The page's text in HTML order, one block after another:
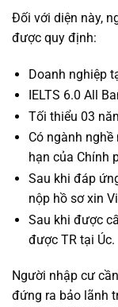
Đối với diện này,
được quy định:
Doanh nghiệp
IELTS 6.0 All
Tối thiểu 03
Có ngành
hạn của Chính
Sau khi đáp
nộp hồ sơ xin
Sau khi được
được TR tại Úc.
Người nhập cư
đứng ra bảo lãnh